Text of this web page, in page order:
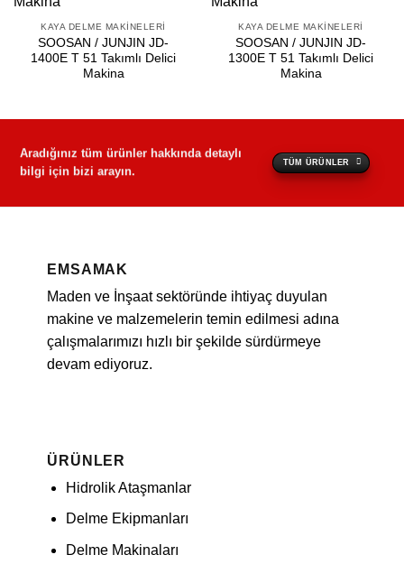
KAYA DELME MAKINELERI
SOOSAN / JUNJIN JD-
1400E T 51 Takımlı Delici
Makina
KAYA DELME MAKINELERI
SOOSAN / JUNJIN JD-
1300E T 51 Takımlı Delici
Makina
Aradığınız tüm ürünler hakkında detaylı
bilgi için bizi arayın.
TÜM ÜRÜNLER
EMSAMAK
Maden ve İnşaat sektöründe ihtiyaç duyulan
makine ve malzemelerin temin edilmesi adına
çalışmalarımızı hızlı bir şekilde sürdürmeye
devam ediyoruz.
ÜRÜNLER
Hidrolik Ataşmanlar
Delme Ekipmanları
Delme Makinaları